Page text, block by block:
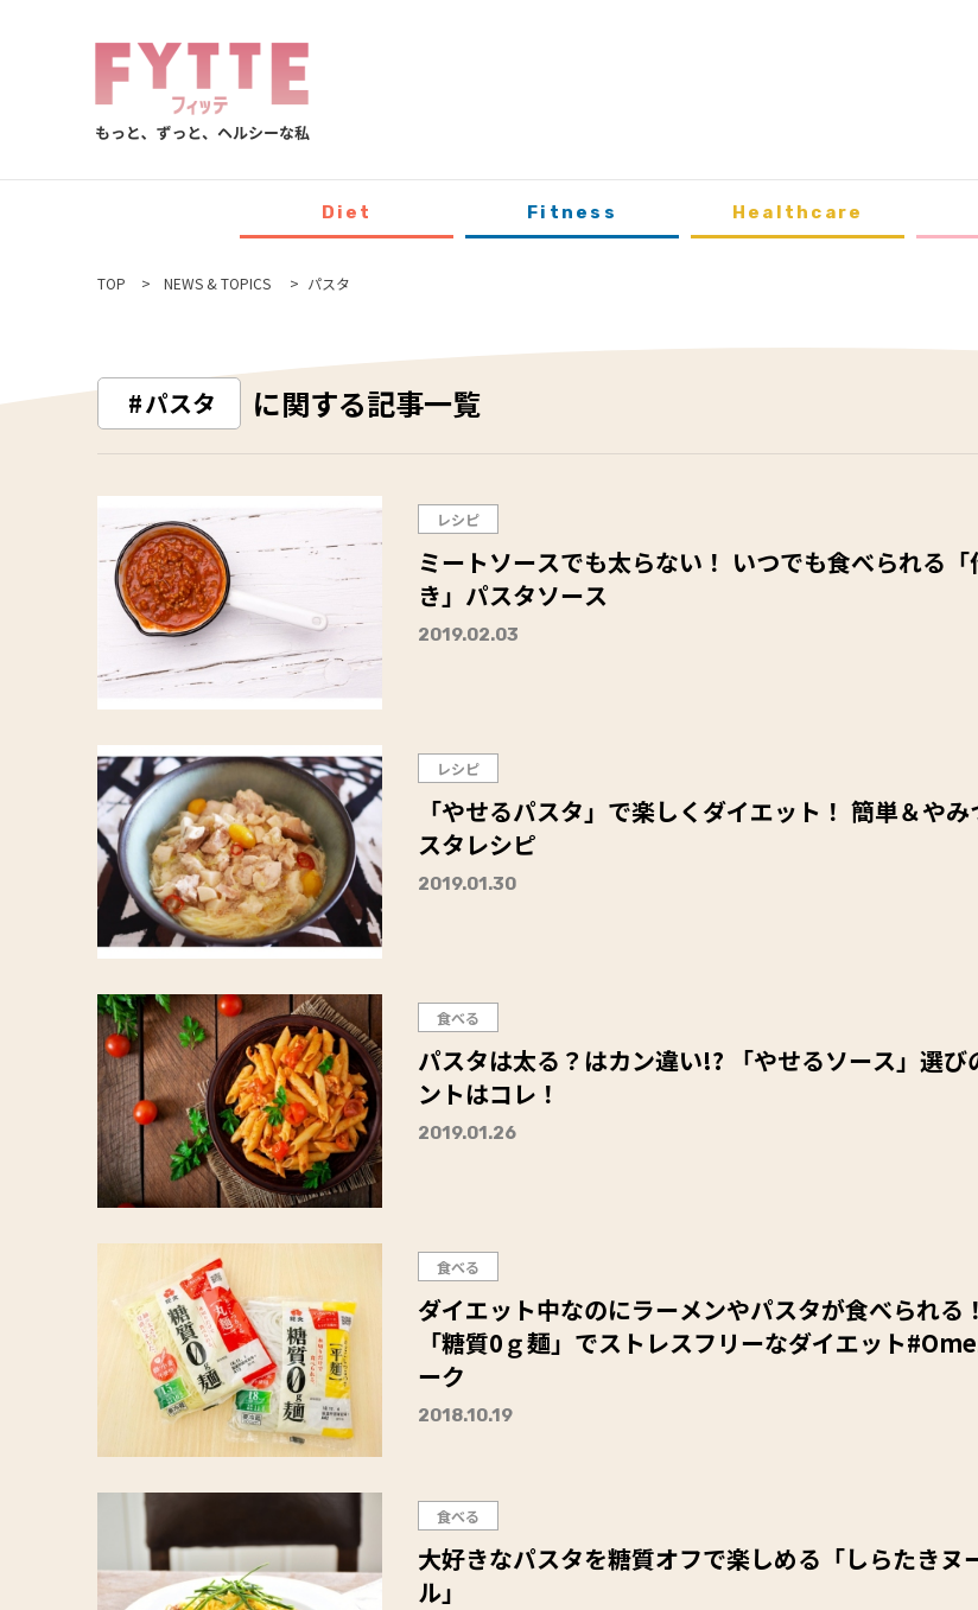
Diet Fitness Healthcare
TOP NEWS & TOPICS パスタ
パスタ に関する記事一覧
レシピ
ミートソースでも太らない！ いつでも食べられる「
き」パスタソース
2019.02.03
レシピ
「やせるパスタ」で楽しくダイエット！ 簡単＆や
スタレシピ
2019.01.30
食べる
パスタは太る？はカン違い!? 「やせるソース」選び
ントはコレ！
2019.01.26
食べる
ダイエット中なのにラーメンやパスタが食べられる
「糖質0ｇ麺」でストレスフリーなダイエット
ーク
2018.10.19
食べる
大好きなパスタを糖質オフで楽しめる「しらたきヌ
ル」